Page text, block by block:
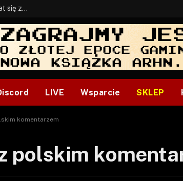
BONUS: Jak w tym kawale. A ja wiem co się zepsuło. Automat się zepsuł.
LIVE Wsparcie SKLEP
komentarzem
polskim